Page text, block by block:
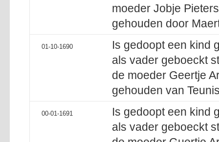
moeder Jobje
gehouden door
01-10-1690
Is gedoopt een kind
als vader geboeckt
de moeder Geertje
gehouden van
00-01-1691
Is gedoopt een kind
als vader geboeckt